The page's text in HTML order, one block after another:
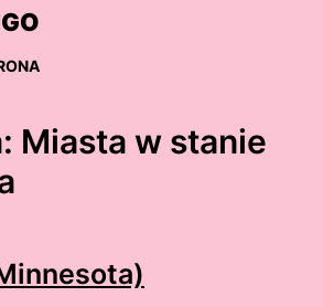
Miasta w stanie